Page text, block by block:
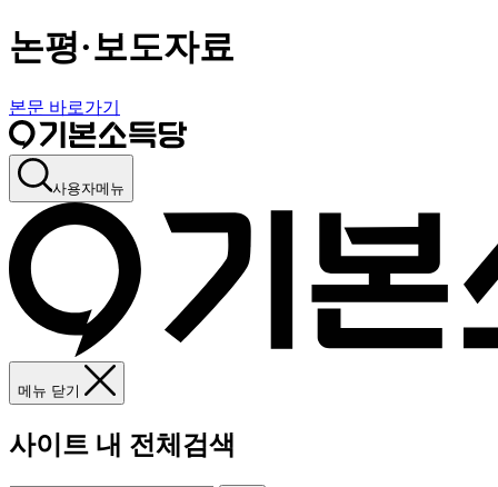
논평·보도자료
본문 바로가기
사용자메뉴
메뉴 닫기
사이트 내 전체검색